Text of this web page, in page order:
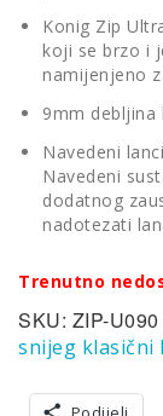
Konig Zip
koji se brzo i
namijenjeno
9mm debljina
Navedeni
Navedeni
dodatnog
nadotezati
Trenutno
SKU: ZIP-U090
snijeg klasični